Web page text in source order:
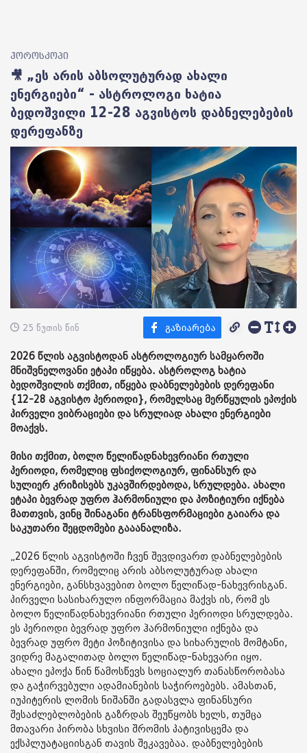
ჰოროსკოპი
🎥 „ეს არის აბსოლუტურად ახალი
ენერგიები“ - ასტროლოგი ხატია
ბედოშვილი 12-28 აგვისტოს დაბნელებების
დერეფანზე
25 წუთის წინ
2026 წლის აგვისტოდან ასტროლოგიურ სამყაროში
მნიშვნელოვანი ეტაპი იწყება. ასტროლოგ ხატია
ბედოშვილის თქმით, იწყება დაბნელებების დერეფანი
{12-28 აგვისტო პერიოდი}, რომელსაც მერწყულის ეპოქის
პირველი ვიბრაციები და სრულიად ახალი ენერგიები
მოაქვს.
მისი თქმით, ბოლო წელიწადნახევრიანი რთული
პერიოდი, რომელიც ფსიქოლოგიურ, ფინანსურ და
სულიერ კრიზისებს უკავშირდებოდა, სრულდება. ახალი
ეტაპი ბევრად უფრო ჰარმონიული და პოზიტიური იქნება
მათთვის, ვინც შინაგანი ტრანსფორმაციები გაიარა და
საკუთარი შეცდომები გააანალიზა.
„2026 წლის აგვისტოში ჩვენ შევდივართ დაბნელებების
დერეფანში, რომელიც არის აბსოლუტურად ახალი
ენერგიები, განსხვავებით ბოლო წელიწად-ნახევრისგან.
პირველი სასიხარულო ინფორმაცია მაქვს ის, რომ ეს
ბოლო წელიწადნახევრიანი რთული პერიოდი სრულდება.
ეს პერიოდი ბევრად უფრო ჰარმონიული იქნება და
ბევრად უფრო მეტი პოზიტივისა და სიხარულის მომტანი,
ვიდრე მაგალითად ბოლო წელიწად-ნახევარი იყო.
ახალი ეპოქა წინ წამოსწევს სოციალურ თანასწორობასა
და გაჭირვებული ადამიანების საჭიროებებს. ამასთან,
იუპიტერის ლომის ნიშანში გადასვლა ფინანსური
შესაძლებლობების გაზრდას შეუწყობს ხელს, თუმცა
მთავარი პირობა სხვისი შრომის პატივისცემა და
ექსპლუატაციისგან თავის შეკავებაა. დაბნელებების